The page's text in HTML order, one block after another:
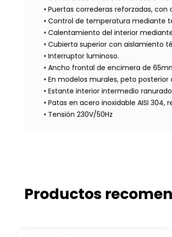
• Puertas correderas reforzadas,
• Control de temperatura mediante
• Calentamiento del interior
• Cubierta superior con aislamiento
• Interruptor luminoso.
• Ancho frontal de encimera de
• En modelos murales, peto
• Estante interior intermedio
• Patas en acero inoxidable AISI 304,
• Tensión 230V/50Hz
Productos